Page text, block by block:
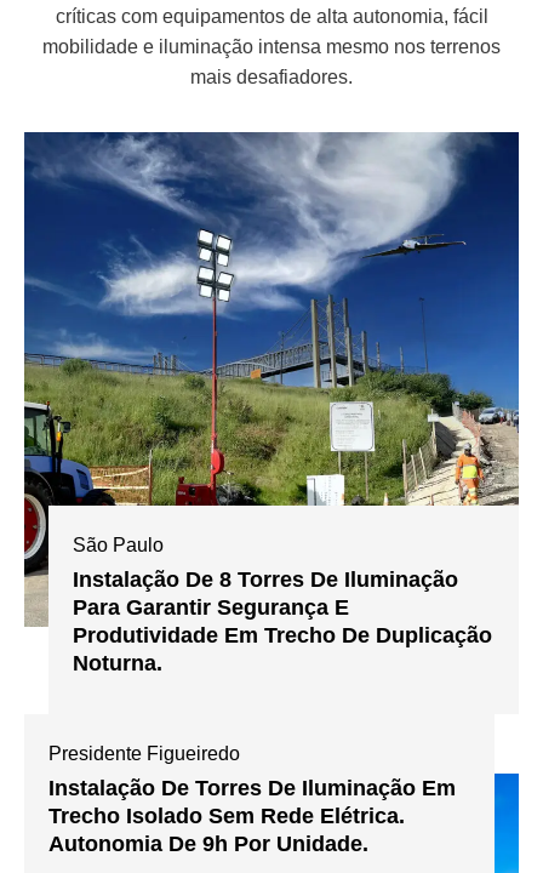
críticas com equipamentos de alta autonomia, fácil
mobilidade e iluminação intensa mesmo nos terrenos
mais desafiadores.
São Paulo
Instalação De 8 Torres De Iluminação
Para Garantir Segurança E
Produtividade Em Trecho De Duplicação
Noturna.
Presidente Figueiredo
Instalação De Torres De Iluminação Em
Trecho Isolado Sem Rede Elétrica.
Autonomia De 9h Por Unidade.